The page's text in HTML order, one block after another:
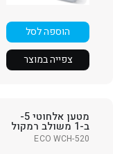
הוספה לסל
צפייה במוצר
מטען אלחוטי 5-
ב-1 משולב רמקול
ECO WCH-520